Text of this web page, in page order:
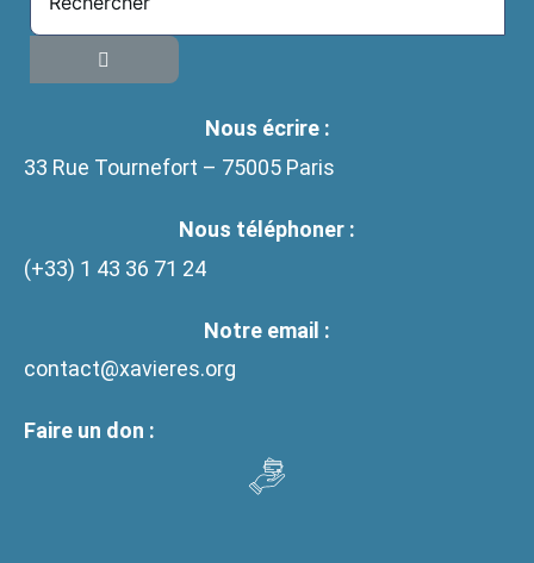
Nous écrire :
33 Rue Tournefort – 75005 Paris
Nous téléphoner :
(+33) 1 43 36 71 24
Notre email :
contact@xavieres.org
Faire un don :